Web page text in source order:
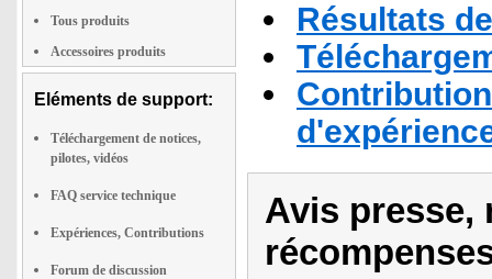
Tous produits
Accessoires produits
Eléments de support:
Téléchargement de notices,
pilotes, vidéos
FAQ service technique
Expériences, Contributions
Forum de discussion
Résultats
Avis presse,